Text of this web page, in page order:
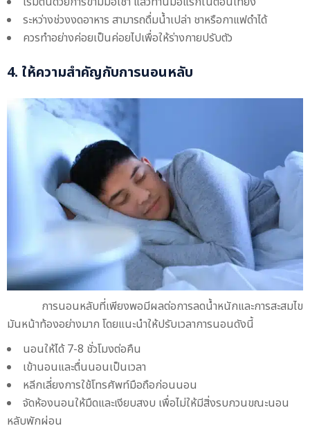
ระหว่างช่วงงดอาหาร สามารถดื่มน้ำเปล่า ชาหรือกาแฟดำได้
ควรทำอย่างค่อยเป็นค่อยไปเพื่อให้ร่างกายปรับตัว
4. ให้ความสำคัญกับการนอนหลับ
การนอนหลับที่เพียงพอมีผลต่อการลดน้ำหนักและการสะสมไข
มันหน้าท้องอย่างมาก โดยแนะนำให้ปรับเวลาการนอนดังนี้
นอนให้ได้ 7-8 ชั่วโมงต่อคืน
เข้านอนและตื่นนอนเป็นเวลา
หลีกเลี่ยงการใช้โทรศัพท์มือถือก่อนนอน
จัดห้องนอนให้มืดและเงียบสงบ เพื่อไม่ให้มีสิ่งรบกวนขณะนอน
หลับพักผ่อน